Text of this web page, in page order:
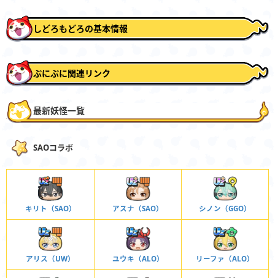
しどろもどろの基本情報
ぷにぷに関連リンク
最新妖怪一覧
SAOコラボ
キリト（SAO） アスナ（SAO） シノン（GGO）
アリス（UW） ユウキ（ALO） リーファ（ALO）